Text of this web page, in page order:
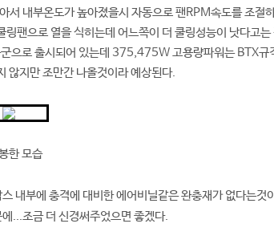
내부온도가 높아졌을시 자동으로 팬RPM속도를 조절
으로 열을 식히는데 어느쪽이 더 쿨링성능이 낫다고는
으로 출시되어 있는데 375,475W 고용량파워는 BTX규
않지만 조만간 나올것이라 예상된다.
한 모습
내부에 충격에 대비한 에어비닐같은 완충재가 없다는것
...조금 더 신경써주었으면 좋겠다.